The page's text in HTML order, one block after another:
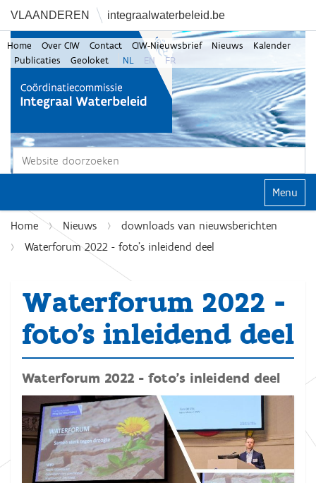
VLAANDEREN integraalwaterbeleid.be
Zoek
Home Over CIW Contact CIW-Nieuwsbrief Nieuws
Kalender
Publicaties
Geoloket NL EN FR
Klap
Home Nieuws
downloads van nieuwsberichten
Waterforum 2022 - foto's inleidend deel
Waterforum 2022 -
foto's inleidend deel
Waterforum 2022 - foto's inleidend deel